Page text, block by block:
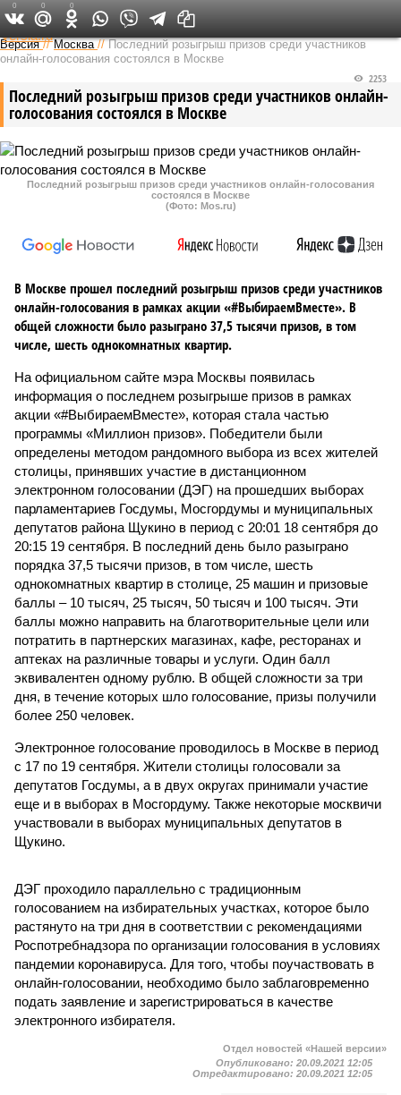
Федеральный выпуск
Версия //Москва //Последний розыгрыш призов среди участников
онлайн-голосования состоялся в Москве
Последний розыгрыш призов среди участников онлайн-
голосования состоялся в Москве
2253
Последний розыгрыш призов среди участников онлайн-голосования
состоялся в Москве
(Фото: Mos.ru)
В Москве прошел последний розыгрыш призов среди участников
онлайн-голосования в рамках акции «#ВыбираемВместе». В
общей сложности было разыграно 37,5 тысячи призов, в том
числе, шесть однокомнатных квартир.
На официальном сайте мэра Москвы появилась
информация о последнем розыгрыше призов в рамках
акции «#ВыбираемВместе», которая стала частью
программы «Миллион призов». Победители были
определены методом рандомного выбора из всех жителей
столицы, принявших участие в дистанционном
электронном голосовании (ДЭГ) на прошедших выборах
парламентариев Госдумы, Мосгордумы и муниципальных
депутатов района Щукино в период с 20:01 18 сентября до
20:15 19 сентября. В последний день было разыграно
порядка 37,5 тысячи призов, в том числе, шесть
однокомнатных квартир в столице, 25 машин и призовые
баллы – 10 тысяч, 25 тысяч, 50 тысяч и 100 тысяч. Эти
баллы можно направить на благотворительные цели или
потратить в партнерских магазинах, кафе, ресторанах и
аптеках на различные товары и услуги. Один балл
эквивалентен одному рублю. В общей сложности за три
дня, в течение которых шло голосование, призы получили
более 250 человек.
Электронное голосование проводилось в Москве в период
с 17 по 19 сентября. Жители столицы голосовали за
депутатов Госдумы, а в двух округах принимали участие
еще и в выборах в Мосгордуму. Также некоторые москвичи
участвовали в выборах муниципальных депутатов в
Щукино.
ДЭГ проходило параллельно с традиционным
голосованием на избирательных участках, которое было
растянуто на три дня в соответствии с рекомендациями
Роспотребнадзора по организации голосования в условиях
пандемии коронавируса. Для того, чтобы поучаствовать в
онлайн-голосовании, необходимо было заблаговременно
подать заявление и зарегистрироваться в качестве
электронного избирателя.
0 0 0
Отдел новостей «Нашей версии»
Опубликовано: 20.09.2021 12:05
Отредактировано: 20.09.2021 12:05